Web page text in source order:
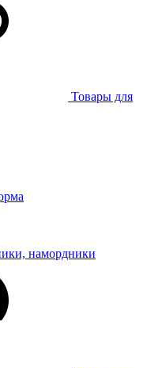
Товары для
намордники